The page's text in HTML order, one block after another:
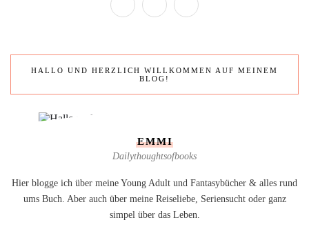
HALLO UND HERZLICH WILLKOMMEN AUF MEINEM
BLOG!
EMMI
Dailythoughtsofbooks
Hier blogge ich über meine Young Adult und Fantasybücher & alles rund
ums Buch. Aber auch über meine Reiseliebe, Seriensucht oder ganz
simpel über das Leben.